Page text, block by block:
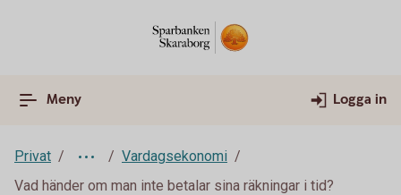
Meny Logga in
Privat
Vardagsekonomi
Vad händer om man inte betalar sina räkningar i tid?